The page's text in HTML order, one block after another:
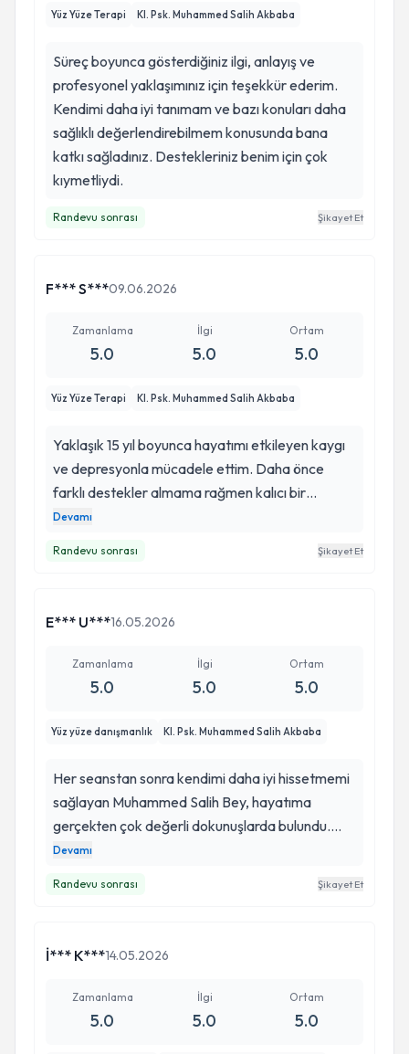
Yüz Yüze Terapi Kl. Psk. Muhammed Salih Akbaba
Süreç boyunca gösterdiğiniz ilgi, anlayış ve
profesyonel yaklaşımınız için teşekkür ederim.
Kendimi daha iyi tanımam ve bazı konuları daha
sağlıklı değerlendirebilmem konusunda bana
katkı sağladınız. Destekleriniz benim için çok
kıymetliydi.
Randevu sonrası Şikayet Et
F*** S***09.06.2026
Zamanlama
5.0
İlgi
5.0
Ortam
5.0
Yüz Yüze Terapi Kl. Psk. Muhammed Salih Akbaba
Yaklaşık 15 yıl boyunca hayatımı etkileyen kaygı
ve depresyonla mücadele ettim. Daha önce
farklı destekler almama rağmen kalıcı bir
değişim yaşayamadığımı düşünüyordum. Bu
işler artık gözümde büyümüyor, ilişkilerim daha
sağlıklı ilerliyor ve geleceğe dair umutla planlar
sürdürmek yerine yaşamaya başladığımı
seansa koşarak ve umutla gittim. Yaklaşık 15
yıldır taşıdığım yüklerin hafiflemesinin ve hayatı
yeniden keyifle yaşayabilmemin mümkün
olduğunu görmek bir insanın hayattan
katkısı için kendisine minnettarım. Şifa verdi,
Devamı
Randevu sonrası Şikayet Et
E*** U***16.05.2026
Zamanlama
5.0
İlgi
5.0
Ortam
5.0
Yüz yüze danışmanlık Kl. Psk. Muhammed Salih Akbaba
Her seanstan sonra kendimi daha iyi hissetmemi
sağlayan Muhammed Salih Bey, hayatıma
gerçekten çok değerli dokunuşlarda bulundu.
Kendisi sayesinde olaylara çok daha farklı bakış
oldu. Profesyonelliği, empati yeteneği ve güven
veren yaklaşımı için kendisine çok teşekkür
Devamı
Randevu sonrası Şikayet Et
İ*** K***14.05.2026
Zamanlama
5.0
İlgi
5.0
Ortam
5.0